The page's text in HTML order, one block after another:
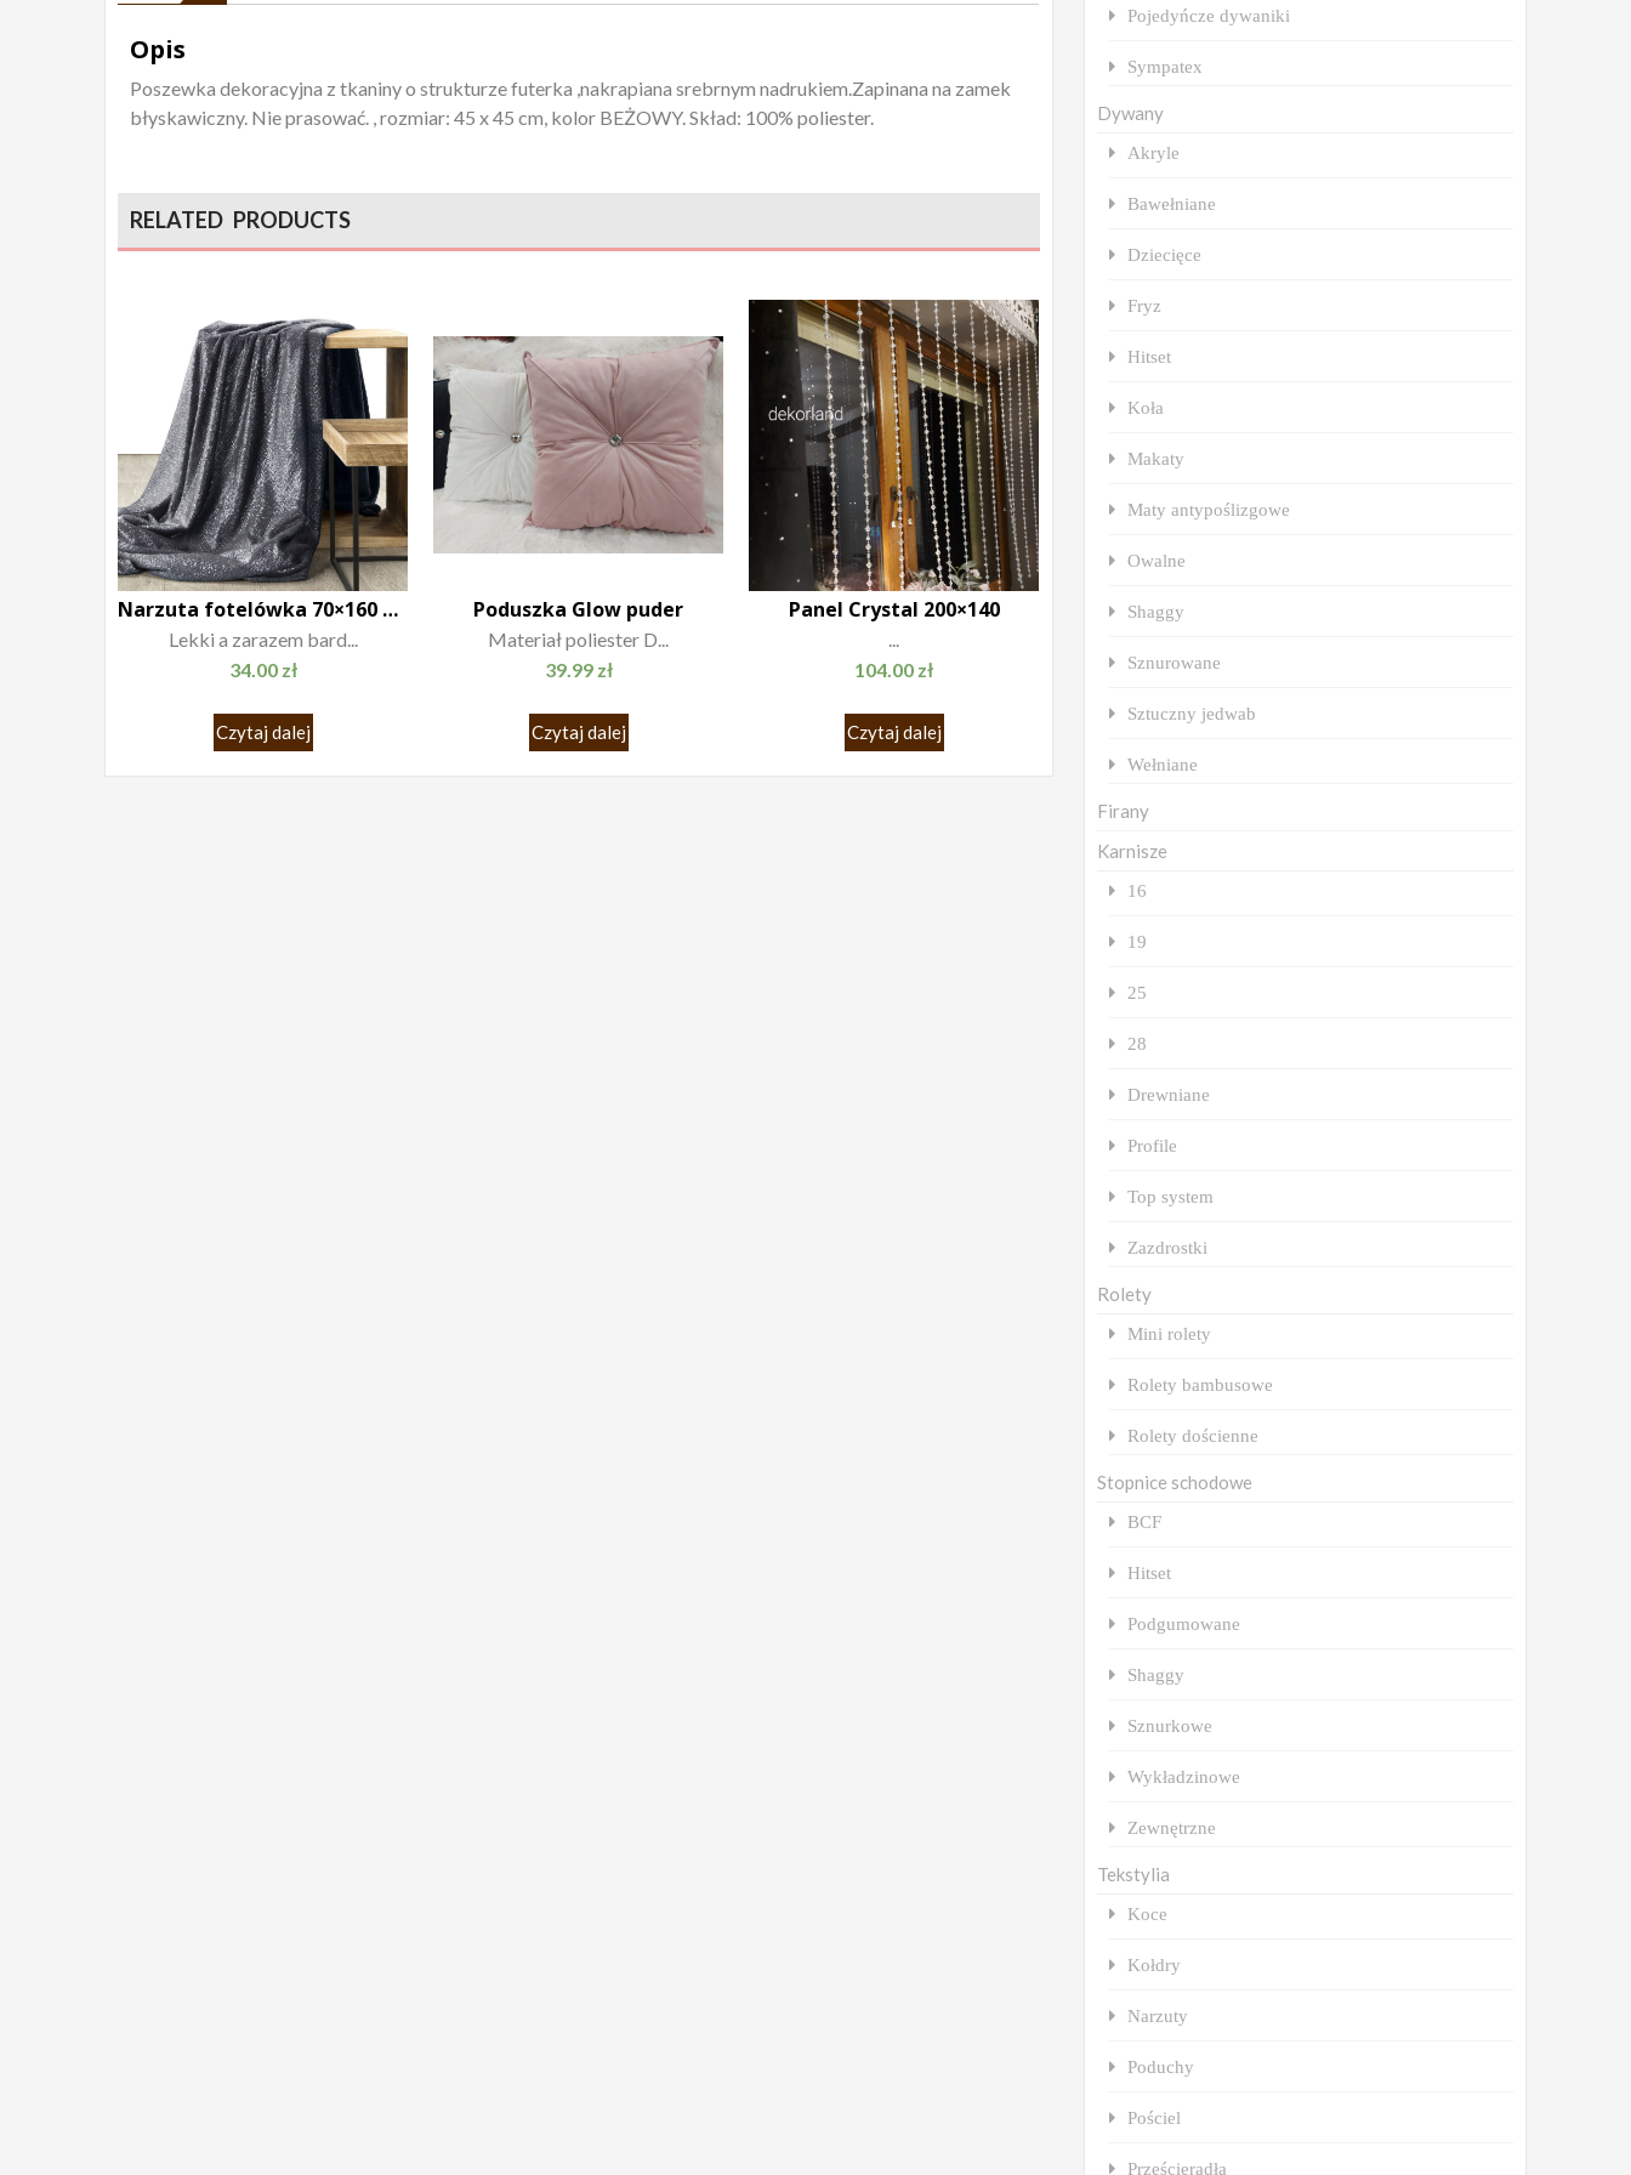
Opis
Poszewka dekoracyjna z tkaniny o strukturze futerka ,nakrapiana srebrnym nadrukiem.Zapinana na zamek
błyskawiczny. Nie prasować. , rozmiar: 45 x 45 cm, kolor BEŻOWY. Skład: 100% poliester.
RELATED PRODUCTS
Narzuta fotelówka 70×160 Beth stalowy
Lekki a zarazem bard...
34.00 zł
Czytaj dalej
Poduszka Glow puder
Materiał poliester D...
39.99 zł
Czytaj dalej
Panel Crystal 200×140
104.00 zł
Czytaj dalej
Pojedyńcze dywaniki
Sympatex
Dywany
Akryle
Bawełniane
Dziecięce
Fryz
Hitset
Koła
Makaty
Maty antypoślizgowe
Owalne
Shaggy
Sznurowane
Sztuczny jedwab
Wełniane
Firany
Karnisze
16
19
25
28
Drewniane
Profile
Top system
Zazdrostki
Rolety
Mini rolety
Rolety bambusowe
Rolety dościenne
Stopnice schodowe
BCF
Hitset
Podgumowane
Shaggy
Sznurkowe
Wykładzinowe
Zewnętrzne
Tekstylia
Koce
Kołdry
Narzuty
Poduchy
Pościel
Prześcieradła